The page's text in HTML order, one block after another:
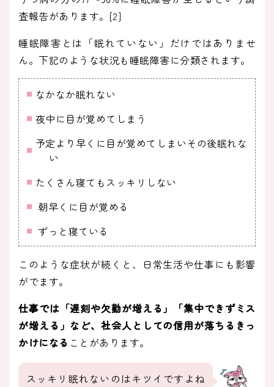
査報告があります。[2]
睡眠障害とは「眠れていない」だけではありませ
ん。下記のような状況も睡眠障害に分類されます。
なかなか眠れない
夜中に目が覚めてしまう
予定より早くに目が覚めてしまいその後眠れな
い
たくさん寝てもスッキリしない
朝早くに目が覚める
ずっと寝ている
このような症状が続くと、日常生活や仕事にも影響
がでます。
仕事では「遅刻や欠勤が増える」「集中できずミス
が増える」など、社会人としての信用が落ちるきっ
かけになる ことがあります。
スッキリ眠れないのはキツイですよね